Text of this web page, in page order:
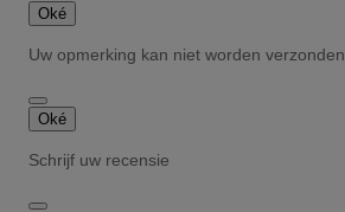
Oké
Uw opmerking kan niet worden verzonden
Oké
Schrijf uw recensie